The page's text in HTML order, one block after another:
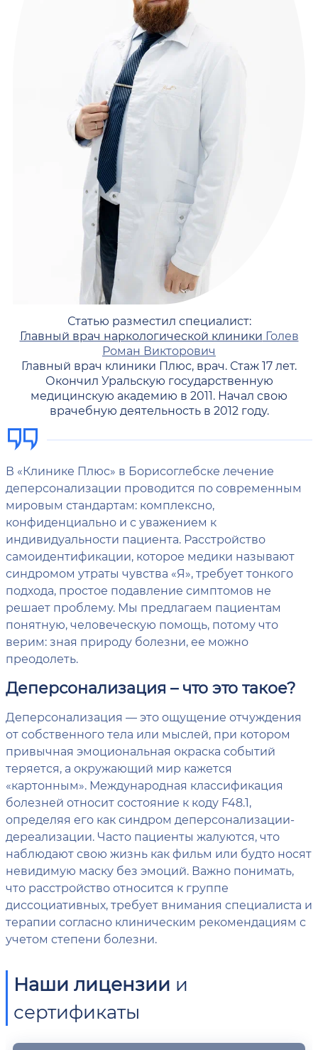
Статью разместил специалист:
Главный врач наркологической клиники Голев
Роман Викторович
Главный врач клиники Плюс, врач. Стаж 17 лет.
Окончил Уральскую государственную
медицинскую академию в 2011. Начал свою
врачебную деятельность в 2012 году.
В «Клинике Плюс» в Борисоглебске лечение
деперсонализации проводится по современным
мировым стандартам: комплексно,
конфиденциально и с уважением к
индивидуальности пациента. Расстройство
самоидентификации, которое медики называют
синдромом утраты чувства «Я», требует тонкого
подхода, простое подавление симптомов не
решает проблему. Мы предлагаем пациентам
понятную, человеческую помощь, потому что
верим: зная природу болезни, ее можно
преодолеть.
Деперсонализация – что это такое?
Деперсонализация — это ощущение отчуждения
от собственного тела или мыслей, при котором
привычная эмоциональная окраска событий
теряется, а окружающий мир кажется
«картонным». Международная классификация
болезней относит состояние к коду F48.1,
определяя его как синдром деперсонализации-
дереализации. Часто пациенты жалуются, что
наблюдают свою жизнь как фильм или будто носят
невидимую маску без эмоций. Важно понимать,
что расстройство относится к группе
диссоциативных, требует внимания специалиста и
терапии согласно клиническим рекомендациям с
учетом степени болезни.
Наши лицензии и
сертификаты